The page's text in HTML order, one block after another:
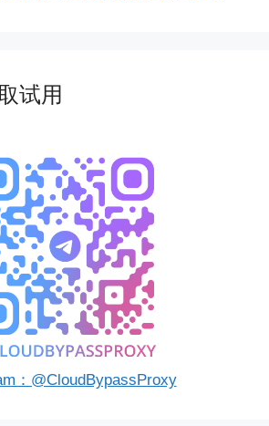
试用
：@CloudBypassProxy